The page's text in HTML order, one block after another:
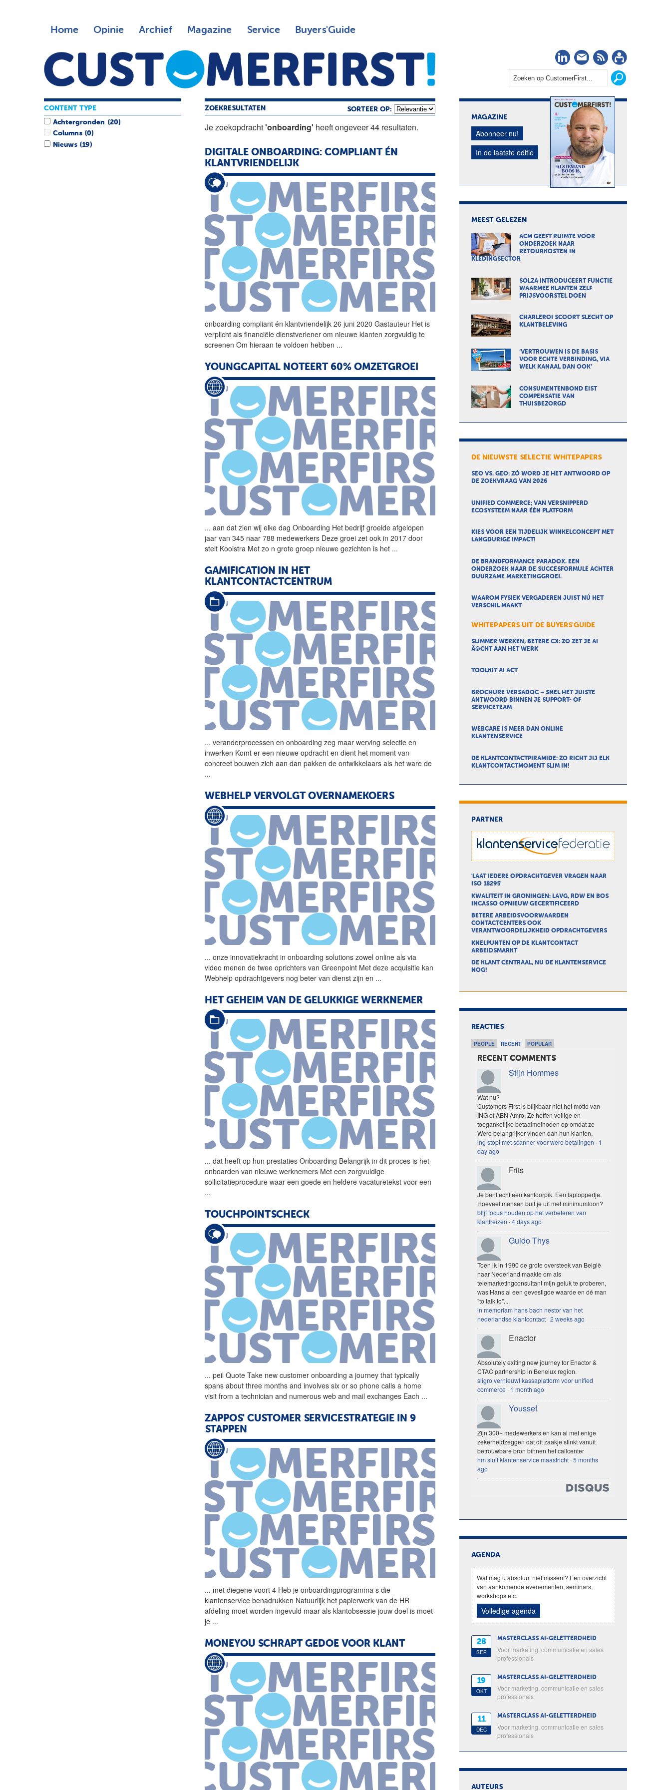
Home Opinie Archief Magazine Service Buyers'Guide
LinkedIn
Nieuwsbrief
RSS
ZOEKRESULTATEN SORTEER OP:
Je zoekopdracht'onboarding' heeft ongeveer 44 resultaten.
DIGITALE ONBOARDING: COMPLIANT ÉN
KLANTVRIENDELIJK
onboarding compliant én klantvriendelijk 26 juni 2020 Gastauteur Het is
verplicht als financiële dienstverlener om nieuwe klanten zorgvuldig te
screenen Om hieraan te voldoen hebben ...
YOUNGCAPITAL NOTEERT 60% OMZETGROEI
... aan dat zien wij elke dagOnboarding Het bedrijf groeide afgelopen
jaar van 345 naar 788 medewerkers Deze groei zet ook in 2017 door
stelt Kooistra Met zo n grote groep nieuwe gezichten is het ...
GAMIFICATION IN HET
KLANTCONTACTCENTRUM
... veranderprocessen enonboarding zeg maar werving selectie en
inwerken Komt er een nieuwe opdracht en dient het moment van
concreet bouwen zich aan dan pakken de ontwikkelaars als het ware de
...
WEBHELP VERVOLGT OVERNAMEKOERS
... onze innovatiekracht inonboarding solutions zowel online als via
video menen de twee oprichters van Greenpoint Met deze acquisitie kan
Webhelp opdrachtgevers nog beter van dienst zijn en ...
HET GEHEIM VAN DE GELUKKIGE WERKNEMER
... dat heeft op hun prestatiesOnboarding Belangrijk in dit proces is het
onboarden van nieuwe werknemers Met een zorgvuldige
sollicitatieprocedure waar een goede en heldere vacaturetekst voor een
...
TOUCHPOINTSCHECK
... peil Quote Take new customeronboarding a journey that typically
spans about three months and involves six or so phone calls a home
visit from a technician and numerous web and mail exchanges Each ...
ZAPPOS' CUSTOMER SERVICESTRATEGIE IN 9
STAPPEN
... met diegene voort 4 Heb je onboardingprogramma s die
klantenservice benadrukken Natuurlijk het papierwerk van de HR
afdeling moet worden ingevuld maar als klantobsessie jouw doel is moet
je ...
MONEYOU SCHRAPT GEDOE VOOR KLANT
CONTENT TYPE
Achtergronden (20)
Columns (0)
Nieuws (19)
MAGAZINE
Abonneer nu!
In de laatste editie
MEEST GELEZEN
ACM GEEFT RUIMTE VOOR
ONDERZOEK NAAR
RETOURKOSTEN IN
KLEDINGSECTOR
SOLZA INTRODUCEERT FUNCTIE
WAARMEE KLANTEN ZELF
PRIJSVOORSTEL DOEN
CHARLEROI SCOORT SLECHT OP
KLANTBELEVING
‘VERTROUWEN IS DE BASIS
VOOR ECHTE VERBINDING, VIA
WELK KANAAL DAN OOK’
CONSUMENTENBOND EIST
COMPENSATIE VAN
THUISBEZORGD
DE NIEUWSTE SELECTIE WHITEPAPERS
SEO VS. GEO: ZÓ WORD JE HET ANTWOORD OP
DE ZOEKVRAAG VAN 2026
UNIFIED COMMERCE; VAN VERSNIPPERD
ECOSYSTEEM NAAR ÉÉN PLATFORM
KIES VOOR EEN TIJDELIJK WINKELCONCEPT MET
LANGDURIGE IMPACT!
DE BRANDFORMANCE PARADOX. EEN
ONDERZOEK NAAR DE SUCCESFORMULE ACHTER
DUURZAME MARKETINGGROEI.
WAAROM FYSIEK VERGADEREN JUIST NÚ HET
VERSCHIL MAAKT
WHITEPAPERS UIT DE BUYERS'GUIDE
SLIMMER WERKEN, BETERE CX: ZO ZET JE AI
Ã©CHT AAN HET WERK
TOOLKIT AI ACT
BROCHURE VERSADOC – SNEL HET JUISTE
ANTWOORD BINNEN JE SUPPORT- OF
SERVICETEAM
WEBCARE IS MEER DAN ONLINE
KLANTENSERVICE
DE KLANTCONTACTPIRAMIDE: ZO RICHT JIJ ELK
KLANTCONTACTMOMENT SLIM IN!
PARTNER
'LAAT IEDERE OPDRACHTGEVER VRAGEN NAAR
ISO 18295'
KWALITEIT IN GRONINGEN: LAVG, RDW EN BOS
INCASSO OPNIEUW GECERTIFICEERD
BETERE ARBEIDSVOORWAARDEN
CONTACTCENTERS OOK
VERANTWOORDELIJKHEID OPDRACHTGEVERS
KNELPUNTEN OP DE KLANTCONTACT
ARBEIDSMARKT
DE KLANT CENTRAAL, NU DE KLANTENSERVICE
NOG!
REACTIES
PEOPLE RECENT POPULAR
RECENT COMMENTS
Stijn Hommes
Wat nu?
Customers First is blijkbaar niet het motto van
ING of ABN Amro. Ze heffen veilige en
toegankelijke betaalmethoden op omdat ze
Wero belangrijker vinden dan hun klanten.
ing stopt met scanner voor wero betalingen · 1
day ago
Frits
Je bent echt een kantoorpik. Een laptoppertje.
Hoeveel mensen buit je uit met minimumloon?
blijf focus houden op het verbeteren van
klantreizen ·4 days ago
Guido Thys
Toen ik in 1990 de grote oversteek van België
naar Nederland maakte om als
telemarketingconsultant mijn geluk te proberen,
was Hans al een gevestigde waarde en dé man
"to talk to"....
in memoriam hans bach nestor van het
nederlandse klantcontact ·2 weeks ago
Enactor
Absolutely exiting new journey for Enactor &
CTAC partnership in Benelux region.
sligro vernieuwt kassaplatform voor unified
commerce · 1 month ago
Youssef
Zijn 300+ medewerkers en kan al met enige
zekerheidzeggen dat dit zaakje stinkt vanuit
betrouwbare bron binnen het callcenter
hm sluit klantenservice maastricht ·5 months
ago
AGENDA
Wat mag u absoluut niet missen!? Een overzicht
van aankomende evenementen, seminars,
workshops etc.
Volledige agenda
28
SEP
MASTERCLASS AI-GELETTERDHEID
Voor marketing, communicatie en sales
professionals
19
OKT
MASTERCLASS AI-GELETTERDHEID
Voor marketing, communicatie en sales
professionals
11
DEC
MASTERCLASS AI-GELETTERDHEID
Voor marketing, communicatie en sales
professionals
AUTEURS